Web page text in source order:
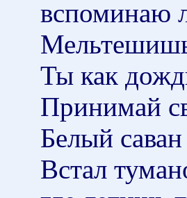
вспоминаю
Ты как
Принимай
Белый
Встал